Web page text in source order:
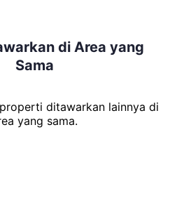
di Area yang
Sama
ditawarkan lainnya di
yang sama.